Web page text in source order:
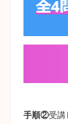
手順②受講